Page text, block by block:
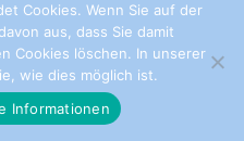
Cookies. Wenn Sie auf der
aus, dass Sie damit
Cookies löschen. In unserer
wie dies möglich ist.
Informationen